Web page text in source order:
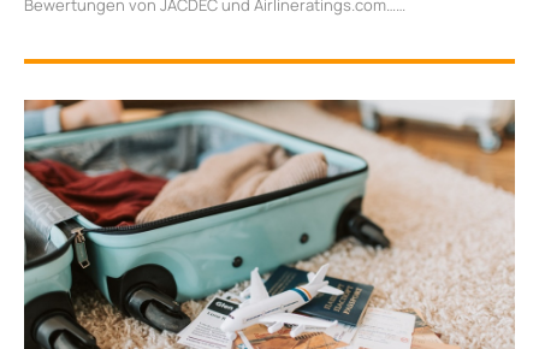
Bewertungen von JACDEC und Airlineratings.com…